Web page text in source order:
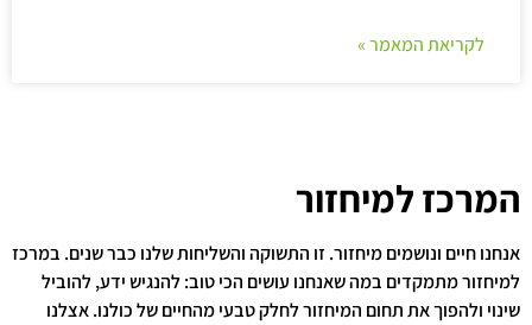
לקריאת המאמר »
המרכז למיחזור
אנחנו חיים ונושמים מיחזור. זו התשוקה והשליחות שלנו כבר שנים. במרכז
למיחזור מתמקדים במה שאנחנו עושים הכי טוב: להנגיש ידע, להוביל
שינוי ולהפוך את תחום המיחזור לחלק טבעי מהחיים של כולנו. אצלנו